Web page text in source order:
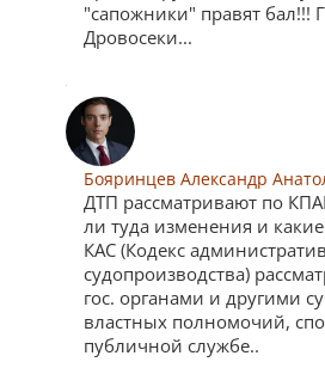
"сапожники" правят бал!!!
Дровосеки...
Бояринцев Александр
ДТП рассматривают по
ли туда изменения и
КАС (Кодекс
судопроизводства)
гос. органами и другими
властных полномочий,
публичной службе..